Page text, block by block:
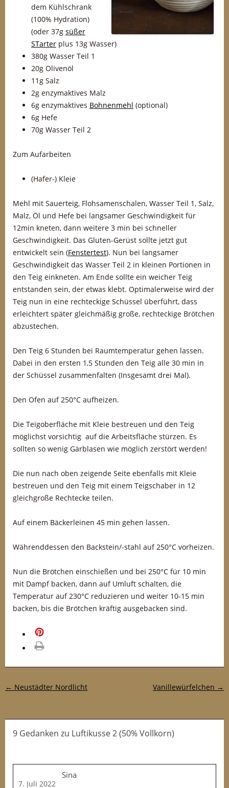
dem Kühlschrank
(100% Hydration)
(oder 37g süßer
STarter plus 13g Wasser)
380g Wasser Teil 1
20g Olivenöl
11g Salz
2g enzymaktives Malz
6g enzymaktives Bohnenmehl (optional)
6g Hefe
70g Wasser Teil 2
Zum Aufarbeiten
(Hafer-) Kleie
Mehl mit Sauerteig, Flohsamenschalen, Wasser Teil 1, Salz,
Malz, Öl und Hefe bei langsamer Geschwindigkeit für
12min kneten, dann weitere 3 min bei schneller
Geschwindigkeit. Das Gluten-Gerüst sollte jetzt gut
entwickelt sein (Fenstertest). Nun bei langsamer
Geschwindigkeit das Wasser Teil 2 in kleinen Portionen in
den Teig einkneten. Am Ende sollte ein weicher Teig
entstanden sein, der etwas klebt. Optimalerweise wird der
Teig nun in eine rechteckige Schüssel überführt, dass
erleichtert später gleichmäßig große, rechteckige Brötchen
abzustechen.
Den Teig 6 Stunden bei Raumtemperatur gehen lassen.
Dabei in den ersten 1,5 Stunden den Teig alle 30 min in
der Schüssel zusammenfalten (Insgesamt drei Mal).
Den Ofen auf 250°C aufheizen.
Die Teigoberfläche mit Kleie bestreuen und den Teig
möglichst vorsichtig auf die Arbeitsfläche stürzen. Es
sollten so wenig Gärblasen wie möglich zerstört werden!
Die nun nach oben zeigende Seite ebenfalls mit Kleie
bestreuen und den Teig mit einem Teigschaber in 12
gleichgroße Rechtecke teilen.
Auf einem Bäckerleinen 45 min gehen lassen.
Währenddessen den Backstein/-stahl auf 250°C vorheizen.
Nun die Brötchen einschießen und bei 250°C für 10 min
mit Dampf backen, dann auf Umluft schalten, die
Temperatur auf 230°C reduzieren und weiter 10-15 min
backen, bis die Brötchen kräftig ausgebacken sind.
Post-Navigation
← Neustädter Nordlicht Vanillewürfelchen →
9 Gedanken zu Luftikusse 2 (50% Vollkorn)
Sina
7. Juli 2022